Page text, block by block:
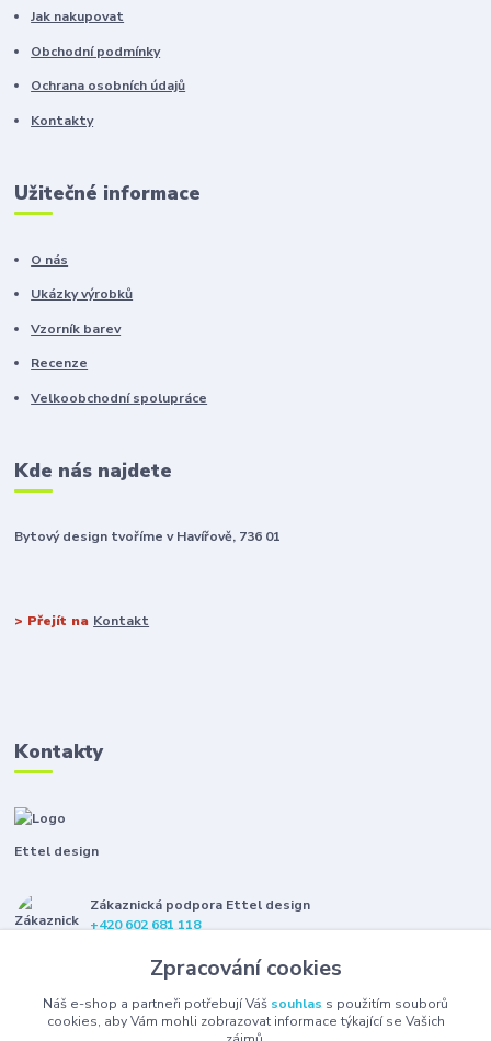
Jak nakupovat
Obchodní podmínky
Ochrana osobních údajů
Kontakty
Užitečné informace
O nás
Ukázky výrobků
Vzorník barev
Recenze
Velkoobchodní spolupráce
Kde nás najdete
Bytový design tvoříme v Havířově, 736 01
> Přejít na Kontakt
Kontakty
Ettel design
Zákaznická podpora Ettel design
+420 602 681 118
Zpracování cookies
Náš e-shop a partneři potřebují Váš souhlas s použitím souborů
cookies, aby Vám mohli zobrazovat informace týkající se Vašich